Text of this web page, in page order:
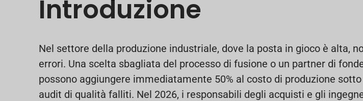
Introduzione
Nel settore della produzione industriale, dove la posta in gioco è alta,
errori. Una scelta sbagliata del processo di fusione o un partner di
possono aggiungere immediatamente 50% al costo di produzione
audit di qualità falliti. Nel 2026, i responsabili degli acquisti e gli